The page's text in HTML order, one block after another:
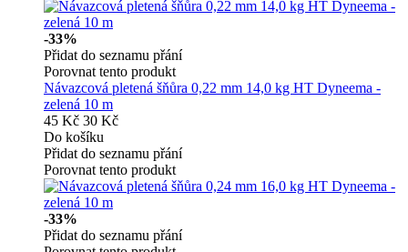
-33%
Přidat do seznamu přání
Porovnat tento produkt
Návazcová pletená šňůra 0,22 mm 14,0 kg HT Dyneema -
zelená 10 m
45 Kč 30 Kč
Do košíku
Přidat do seznamu přání
Porovnat tento produkt
-33%
Přidat do seznamu přání